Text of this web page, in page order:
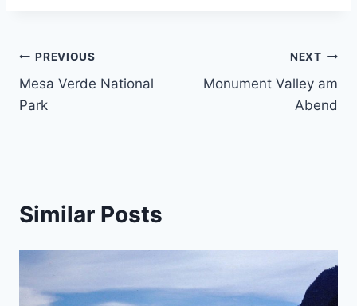
Post
navigation
PREVIOUS
Mesa Verde National
Park
NEXT
Monument Valley am
Abend
Similar Posts